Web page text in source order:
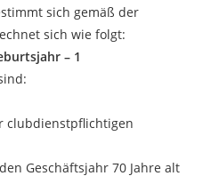
sich gemäß der
sich wie folgt:
– 1
clubdienstpflichtigen
Geschäftsjahr 70 Jahre alt